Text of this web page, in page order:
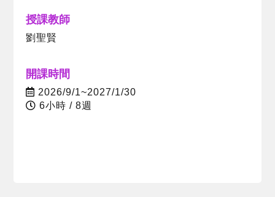
授課教師
劉聖賢
開課時間
2026/9/1~2027/1/30
6小時 / 8週